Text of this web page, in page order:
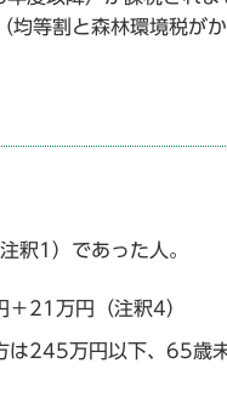
等割と森林環境税がか
釈1）であった人。
21万円（注釈4）
は245万円以下、65歳